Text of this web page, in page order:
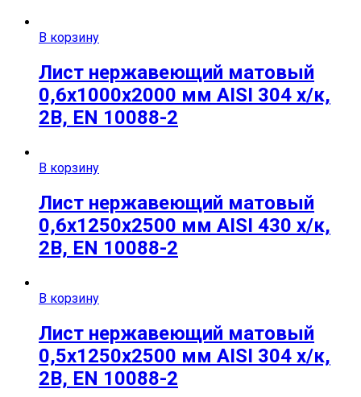
В корзину
Лист нержавеющий матовый
0,6х1000х2000 мм AISI 304 х/к,
2B, EN 10088-2
В корзину
Лист нержавеющий матовый
0,6х1250х2500 мм AISI 430 х/к,
2B, EN 10088-2
В корзину
Лист нержавеющий матовый
0,5х1250х2500 мм AISI 304 х/к,
2B, EN 10088-2